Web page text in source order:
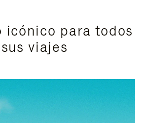
icónico para todos
sus viajes